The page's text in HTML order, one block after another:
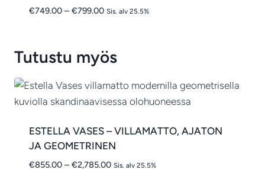
€749.00 – €799.00Hintaluokka:
€799.00
Sis. alv 25.5%
Tutustu myös
ESTELLA VASES – VILLAMATTO, AJATON
JA GEOMETRINEN
€855.00 – €2,785.00Hintaluokka:
Sis. alv 25.5%